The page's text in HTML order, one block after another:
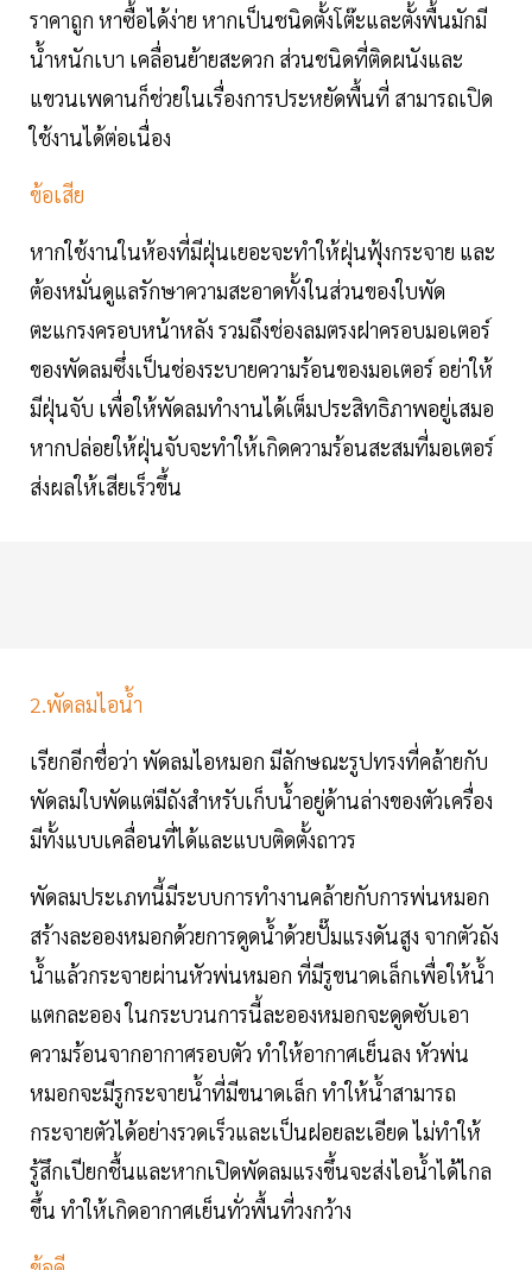
ราคาถูก หาซื้อได้ง่าย หากเป็นชนิดตั้งโต๊ะและตั้งพื้นมักมี
น้ำหนักเบา เคลื่อนย้ายสะดวก ส่วนชนิดที่ติดผนังและ
แขวนเพดานก็ช่วยในเรื่องการประหยัดพื้นที่ สามารถเปิด
ใช้งานได้ต่อเนื่อง
ข้อเสีย
หากใช้งานในห้องที่มีฝุ่นเยอะจะทำให้ฝุ่นฟุ้งกระจาย และ
ต้องหมั่นดูแลรักษาความสะอาดทั้งในส่วนของใบพัด
ตะแกรงครอบหน้าหลัง รวมถึงช่องลมตรงฝาครอบมอเตอร์
ของพัดลมซึ่งเป็นช่องระบายความร้อนของมอเตอร์ อย่าให้
มีฝุ่นจับ เพื่อให้พัดลมทำงานได้เต็มประสิทธิภาพอยู่เสมอ
หากปล่อยให้ฝุ่นจับจะทำให้เกิดความร้อนสะสมที่มอเตอร์
ส่งผลให้เสียเร็วขึ้น
2.พัดลมไอน้ำ
เรียกอีกชื่อว่า พัดลมไอหมอก มีลักษณะรูปทรงที่คล้ายกับ
พัดลมใบพัดแต่มีถังสำหรับเก็บน้ำอยู่ด้านล่างของตัวเครื่อง
มีทั้งแบบเคลื่อนที่ได้และแบบติดตั้งถาวร
พัดลมประเภทนี้มีระบบการทำงานคล้ายกับการพ่นหมอก
สร้างละอองหมอกด้วยการดูดน้ำด้วยปั๊มแรงดันสูง จากตัวถัง
น้ำแล้วกระจายผ่านหัวพ่นหมอก ที่มีรูขนาดเล็กเพื่อให้น้ำ
แตกละออง ในกระบวนการนี้ละอองหมอกจะดูดซับเอา
ความร้อนจากอากาศรอบตัว ทำให้อากาศเย็นลง หัวพ่น
หมอกจะมีรูกระจายน้ำที่มีขนาดเล็ก ทำให้น้ำสามารถ
กระจายตัวได้อย่างรวดเร็วและเป็นฝอยละเอียด ไม่ทำให้
รู้สึกเปียกชื้นและหากเปิดพัดลมแรงขึ้นจะส่งไอน้ำได้ไกล
ขึ้น ทำให้เกิดอากาศเย็นทั่วพื้นที่วงกว้าง